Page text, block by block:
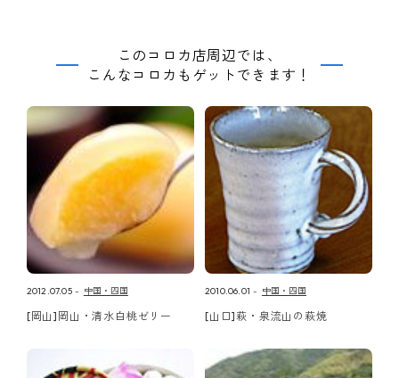
このコロカ店周辺では、
こんなコロカもゲットできます！
2012.07.05 中国・四国
[岡山]岡山・清水白桃ゼリー
2010.06.01 中国・四国
[山口]萩・泉流山の萩焼